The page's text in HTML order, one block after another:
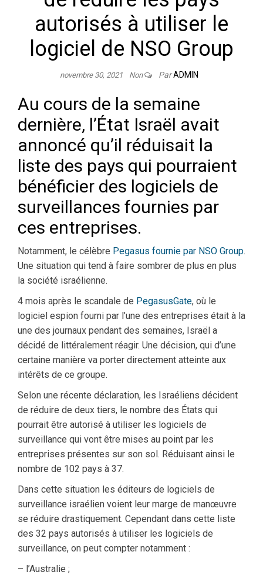
autorisés à utiliser le
logiciel de NSO Group
novembre 30, 2021 Non ParADMIN
Au cours de la semaine
dernière, l’État Israël avait
annoncé qu’il réduisait la
liste des pays qui pourraient
bénéficier des logiciels de
surveillances fournies par
ces entreprises.
Notamment, le célèbre Pegasus fournie par NSO Group.
Une situation qui tend à faire sombrer de plus en plus
la société israélienne.
4 mois après le scandale de PegasusGate, où le
logiciel espion fourni par l’une des entreprises était à la
une des journaux pendant des semaines, Israël a
décidé de littéralement réagir. Une décision, qui d’une
certaine manière va porter directement atteinte aux
intérêts de ce groupe.
Selon une récente déclaration, les Israéliens décident
de réduire de deux tiers, le nombre des États qui
pourrait être autorisé à utiliser les logiciels de
surveillance qui vont être mises au point par les
entreprises présentes sur son sol. Réduisant ainsi le
nombre de 102 pays à 37.
Dans cette situation les éditeurs de logiciels de
surveillance israélien voient leur marge de manœuvre
se réduire drastiquement. Cependant dans cette liste
des 32 pays autorisés à utiliser les logiciels de
surveillance, on peut compter notamment :
– l’Australie ;